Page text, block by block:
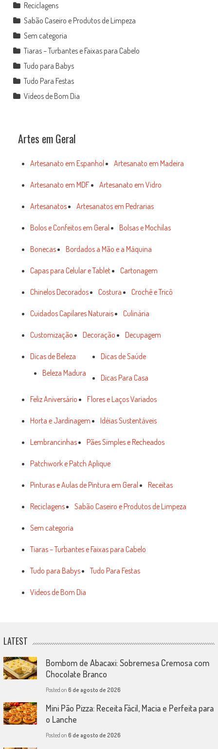
Reciclagens
Sabão Caseiro e Produtos de Limpeza
Sem categoria
Tiaras – Turbantes e Faixas para Cabelo
Tudo para Babys
Tudo Para Festas
Vídeos de Bom Dia
Artes em Geral
Artesanato em Espanhol Artesanato em Madeira
Artesanato em MDF Artesanato em Vidro
Artesanatos Artesanatos em Pedrarias
Bolos e Confeitos em Geral Bolsas e Mochilas
Bonecas Bordados a Mão e a Máquina
Capas para Celular e Tablet Cartonagem
Chinelos Decorados Costura Crochê e Tricô
Cuidados Capilares Naturais Culinária
Customização Decoração Decupagem
Dicas de Beleza
Beleza Madura
Dicas de Saúde
Dicas Para Casa
Feliz Aniversário Flores e Laços Variados
Horta e Jardinagem Idéias Sustentáveis
Lembrancinhas Pães Simples e Recheados
Patchwork e Patch Aplique
Pinturas e Aulas de Pintura em Geral Receitas
Reciclagens Sabão Caseiro e Produtos de Limpeza
Sem categoria
Tiaras – Turbantes e Faixas para Cabelo
Tudo para Babys Tudo Para Festas
Vídeos de Bom Dia
LATEST
Bombom de Abacaxi: Sobremesa Cremosa com
Chocolate Branco
Posted on 6 de agosto de 2026
Mini Pão Pizza: Receita Fácil, Macia e Perfeita para
o Lanche
Posted on 6 de agosto de 2026